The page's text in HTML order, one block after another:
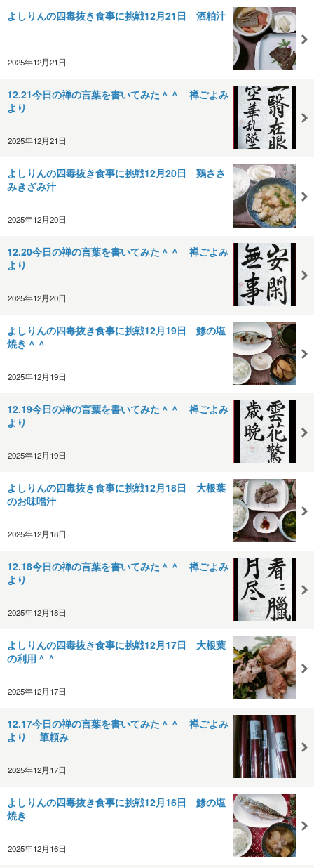
よしりんの四毒抜き食事に挑戦12月21日 酒粕汁
2025年12月21日
12.21今日の禅の言葉を書いてみた＾＾ 禅ごよみ
より
2025年12月21日
よしりんの四毒抜き食事に挑戦12月20日 鶏ささ
みきざみ汁
2025年12月20日
12.20今日の禅の言葉を書いてみた＾＾ 禅ごよみ
より
2025年12月20日
よしりんの四毒抜き食事に挑戦12月19日 鯵の塩
焼き＾＾
2025年12月19日
12.19今日の禅の言葉を書いてみた＾＾ 禅ごよみ
より
2025年12月19日
よしりんの四毒抜き食事に挑戦12月18日 大根葉
のお味噌汁
2025年12月18日
12.18今日の禅の言葉を書いてみた＾＾ 禅ごよみ
より
2025年12月18日
よしりんの四毒抜き食事に挑戦12月17日 大根葉
の利用＾＾
2025年12月17日
12.17今日の禅の言葉を書いてみた＾＾ 禅ごよみ
より 筆頼み
2025年12月17日
よしりんの四毒抜き食事に挑戦12月16日 鯵の塩
焼き
2025年12月16日